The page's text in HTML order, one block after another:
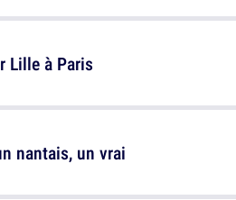
Lille à Paris
nantais, un vrai